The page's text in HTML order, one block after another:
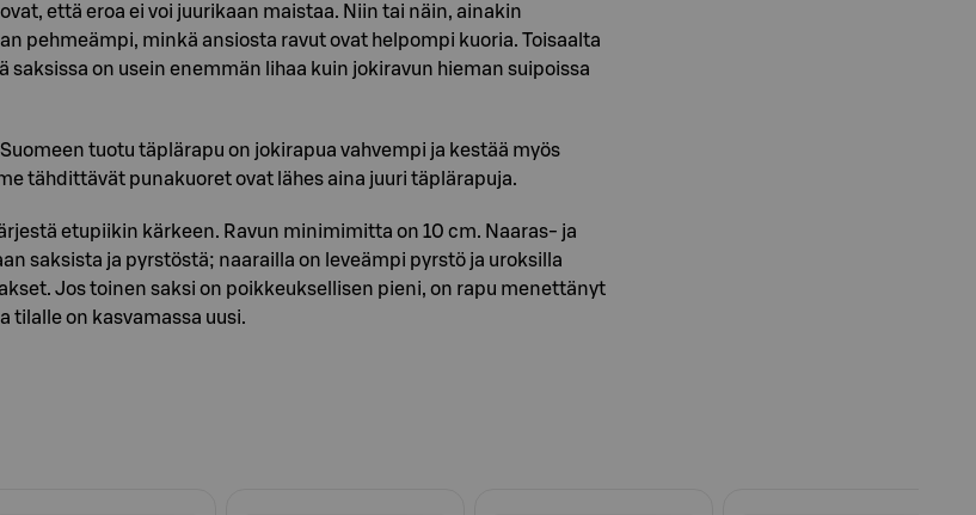
että eroa ei voi juurikaan maistaa. Niin tai näin, ainakin
pehmeämpi, minkä ansiosta ravut ovat helpompi kuoria. Toisaalta
saksissa on usein enemmän lihaa kuin jokiravun hieman suipoissa
tuotu täplärapu on jokirapua vahvempi ja kestää myös
tähdittävät punakuoret ovat lähes aina juuri täplärapuja.
etupiikin kärkeen. Ravun minimimitta on 10 cm. Naaras- ja
saksista ja pyrstöstä; naarailla on leveämpi pyrstö ja uroksilla
Jos toinen saksi on poikkeuksellisen pieni, on rapu menettänyt
tilalle on kasvamassa uusi.